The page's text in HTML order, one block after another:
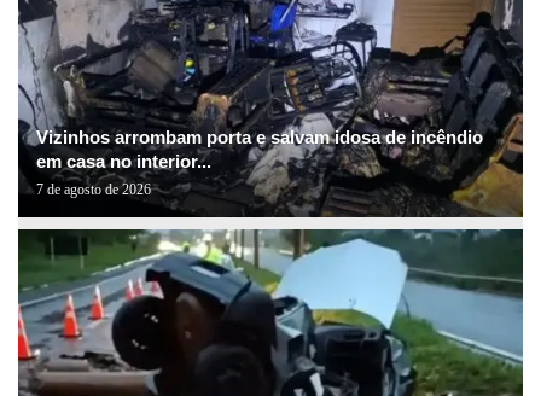
Vizinhos arrombam porta e salvam idosa de incêndio
em casa no interior...
7 de agosto de 2026